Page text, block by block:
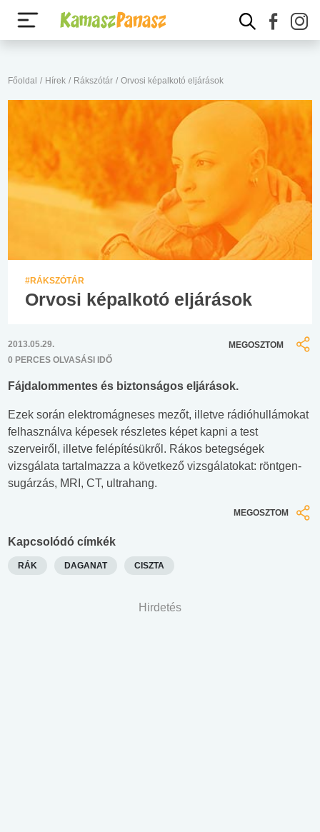
Főoldal / Hírek / Rákszótár / Orvosi képalkotó eljárások
#RÁKSZÓTÁR
Orvosi képalkotó eljárások
2013.05.29.
0 PERCES OLVASÁSI IDŐ
MEGOSZTOM
Fájdalommentes és biztonságos eljárások.
Ezek során elektromágneses mezőt, illetve rádióhullámokat
felhasználva képesek részletes képet kapni a test
szerveiről, illetve felépítésükről. Rákos betegségek
vizsgálata tartalmazza a következő vizsgálatokat: röntgen-
sugárzás, MRI, CT, ultrahang.
MEGOSZTOM
Kapcsolódó címkék
RÁK DAGANAT CISZTA
Hirdetés